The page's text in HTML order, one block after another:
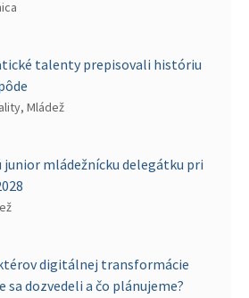
talenty prepisovali históriu
Mládež
junior mládežnícku delegátku pri
digitálnej transformácie
sa dozvedeli a čo plánujeme?